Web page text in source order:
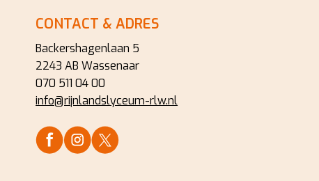
CONTACT & ADRES
Backershagenlaan 5
2243 AB Wassenaar
070 511 04 00
info@rijnlandslyceum-rlw.nl